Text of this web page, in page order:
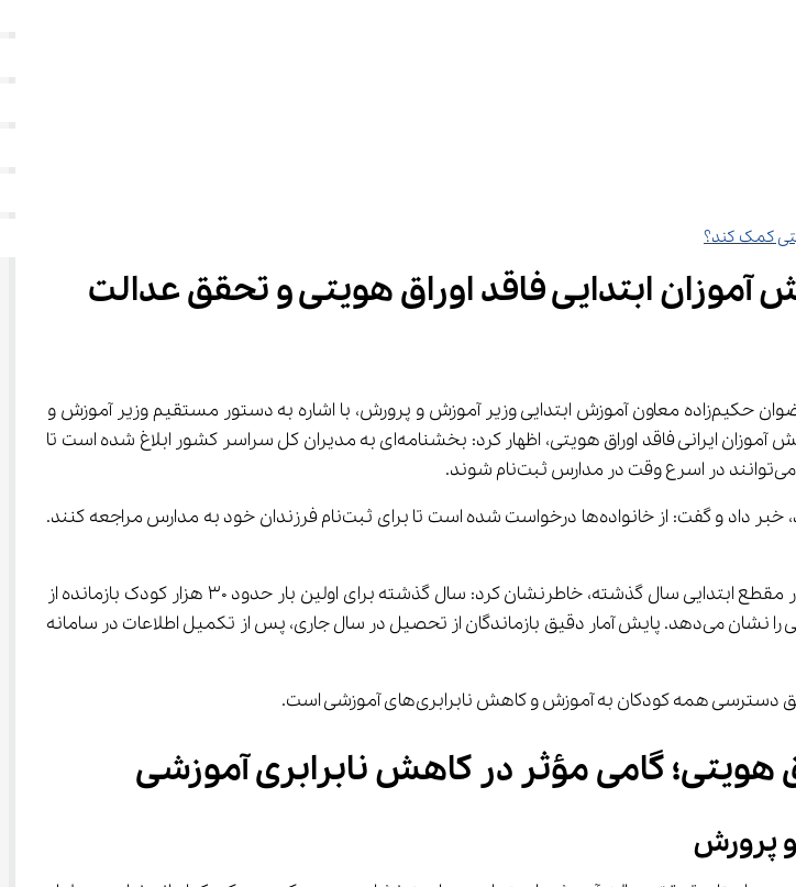
اقدام وزارت آموزش ‌و پرورش برای ثبت ‌نام دانش ‌آموزان ابتدایی فاقد اوراق هویتی و تحقق عدالت
رضوان حکیم‌زاده معاون آموزش ابتدایی وزیر آموزش و پرورش، با اشاره به دستور مستقیم وزیر آموزش و
پرورش برای تحقق عدالت آموزشی و صدور بخشنامه‌ای به تمام استان‌ها برای ثبت ‌نام دانش‌ آموزان ایرانی فاقد اوراق هویتی، اظهار کرد: بخشنامه‌ای به مدیران کل سراسر کشور ابلاغ شده است تا
وی از ارسال پیامک به اولیای کودکان کلاس اولی که تا ۱۵ شهریور موفق به ثبت‌نام نشده‌اند، خبر داد و گفت: از خانواده‌ها درخواست شده است تا برای ثبت‌نام فرزندان خود به مدارس مراجعه کنند.
معاون آموزش ابتدایی با اشاره به آمار تقریبی ۱۵۰ هزار نفری کودکان بازمانده از تحصیل در مقطع ابتدایی سال گذشته، خاطرنشان کرد: سال گذشته برای اولین بار حدود ۳۰ هزار کودک بازمانده از
تحصیل به چرخه آموزش بازگردانده شدند که نسبت به سال های قبل، افزایش قابل توجهی را نشان می‌دهد. پایش آمار دقیق بازماندگان از تحصیل در سال جاری، پس از تکمیل اطلاعات در سامانه